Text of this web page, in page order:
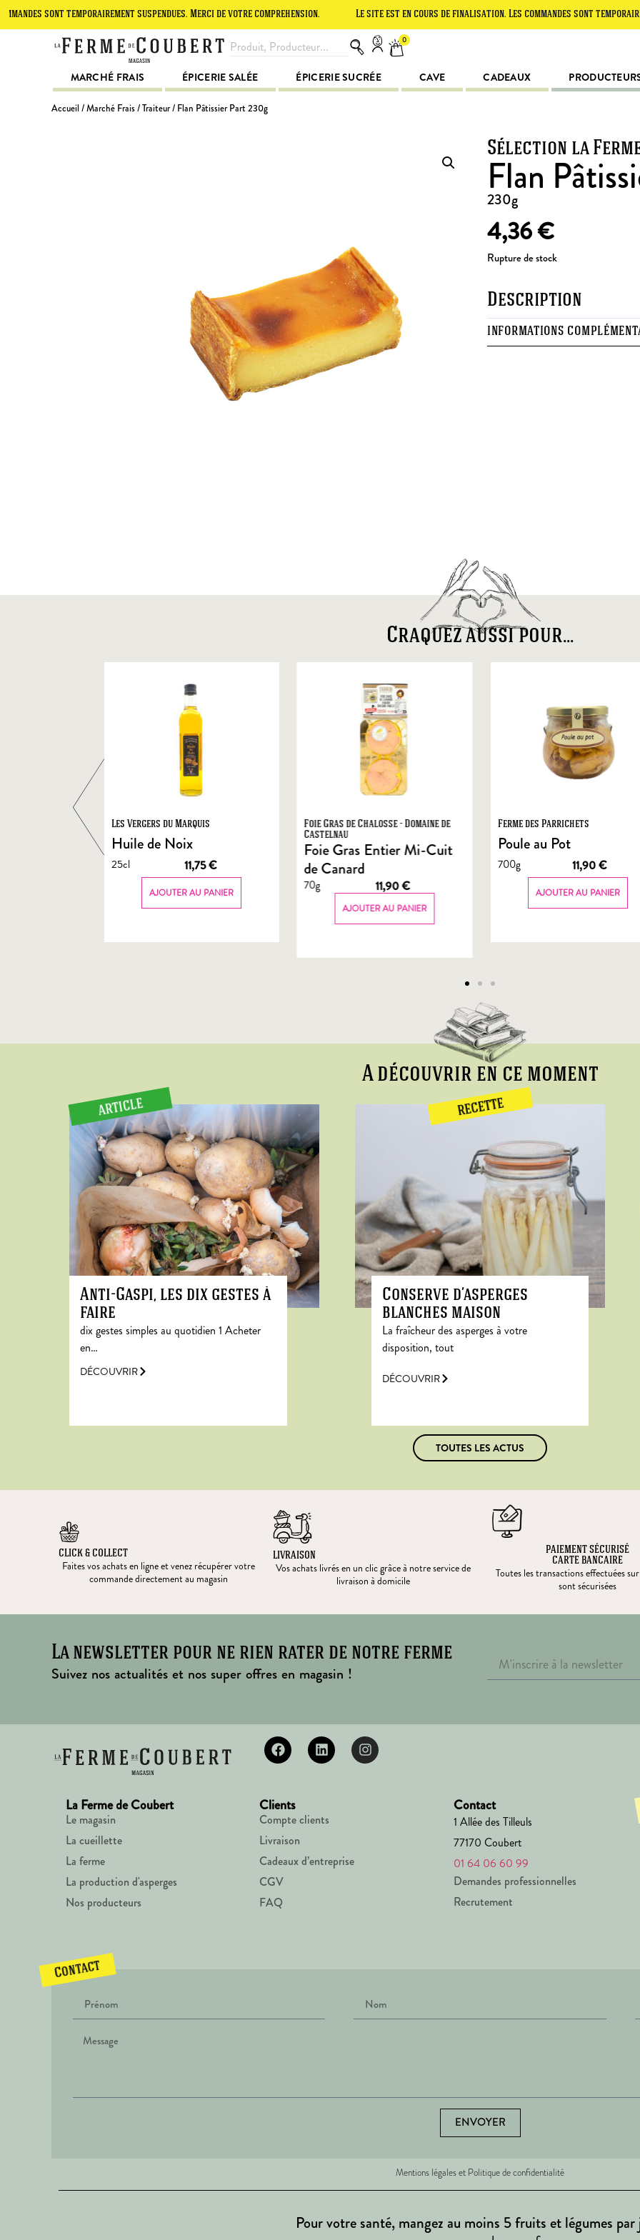
temporairement suspendues. Merci de votre compréhension. Le site est en cours de finalisation. Les commandes sont temporairement
0
MARCHÉ FRAIS ÉPICERIE SALÉE ÉPICERIE SUCRÉE CAVE CADEAUX
Accueil /Marché Frais/Traiteur/ Flan Pâtissier Part 230g
Sélection la
Flan
230g
4,36€
Rupture de stock
Description
INFORMATIONS
Craquez aussi pour...
Les Vergers du Marquis
Huile de Noix
25cl 11,75€
AJOUTER AU PANIER
Foie Gras de Chalosse - Domaine de
Castelnau
Foie Gras Entier Mi-Cuit
de Canard
70g 11,90€
AJOUTER AU PANIER
Ferme des Parrichets
Poule au Pot
700g 11,90€
AJOUTER AU PANIER
A découvrir en ce moment
ARTICLE
Anti-Gaspi, les dix gestes à
faire
dix gestes simples au quotidien 1 Acheter
en…
DÉCOUVRIR
RECETTE
Conserve d’asperges
blanches maison
La fraîcheur des asperges à votre
disposition, tout
DÉCOUVRIR
TOUTES LES ACTUS
CLICK & COLLECT
Faites vos achats en ligne et venez récupérer votre
commande directement au magasin
LIVRAISON
Vos achats livrés en un clic grâce à notre service de
livraison à domicile
PAIEMENT SÉCURISÉ
CARTE BANCAIRE
Toutes les transactions effectuées
sont sécurisées
La newsletter pour ne rien rater de notre ferme
Suivez nos actualités et nos super offres en magasin !
La Ferme de Coubert
Le magasin
La cueillette
La ferme
La production d'asperges
Nos producteurs
Clients
Compte clients
Livraison
Cadeaux d’entreprise
CGV
FAQ
Contact
1 Allée des Tilleuls
77170 Coubert
01 64 06 60 99
Demandes professionnelles
Recrutement
Contact
ENVOYER
Mentions légales et Politique de confidentialité
Pour votre santé, mangez au moins 5 fruits et légumes par